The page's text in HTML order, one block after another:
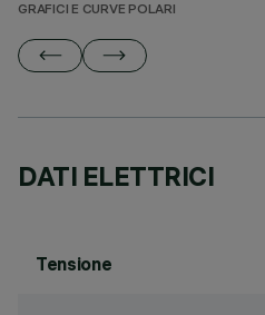
GRAFICI E CURVE POLARI
DATI ELETTRICI
Tensione